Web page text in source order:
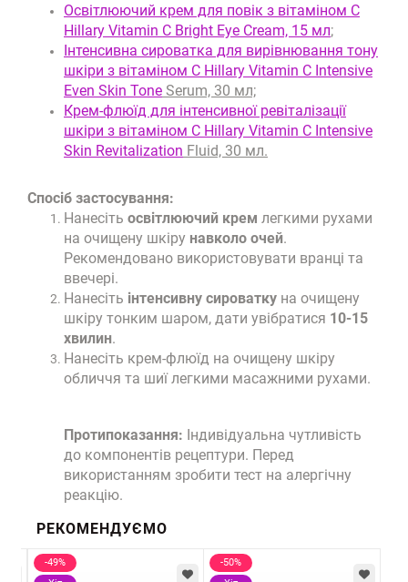
Освітлюючий крем для повік з вітаміном С
Hillary Vitamin С Bright Eye Cream, 15 мл;
Інтенсивна сироватка для вирівнювання тону
шкіри з вітаміном С Hillary Vitamin C Іntensive
Еven Skin Tone Serum, 30 мл;
Крем-флюїд для інтенсивної ревіталізації
шкіри з вітаміном С Hillary Vitamin C Intensive
Skin Revitalization Fluid, 30 мл.
Спосіб застосування:
Нанесіть освітлюючий крем легкими рухами
на очищену шкіру навколо очей.
Рекомендовано використовувати вранці та
ввечері.
Нанесіть інтенсивну сироватку на очищену
шкіру тонким шаром, дати увібратися 10-15
хвилин.
Нанесіть крем-флюїд на очищену шкіру
обличчя та шиї легкими масажними рухами.
Протипоказання: Індивідуальна чутливість
до компонентів рецептури. Перед
використанням зробити тест на алергічну
реакцію.
РЕКОМЕНДУЄМО
-49%
-50%